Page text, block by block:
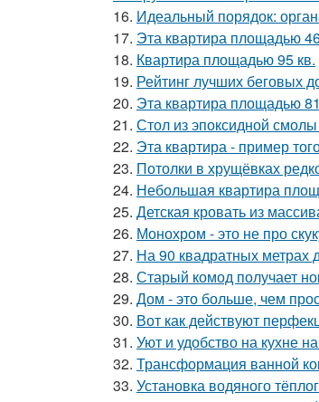
16. Идеальный порядок:
17. Эта квартира площадью
18. Квартира площадью 95 кв.
19. Рейтинг лучших беговых
20. Эта квартира площадью
21. Стол из эпоксидной
22. Эта квартира - пример
23. Потолки в хрущёвках
24. Небольшая квартира
25. Детская кровать из
26. Монохром - это не про
27. На 90 квадратных метрах
28. Старый комод получает
29. Дом - это больше, чем
30. Вот как действуют
31. Уют и удобство на кухне
32. Трансформация ванной
33. Установка водяного